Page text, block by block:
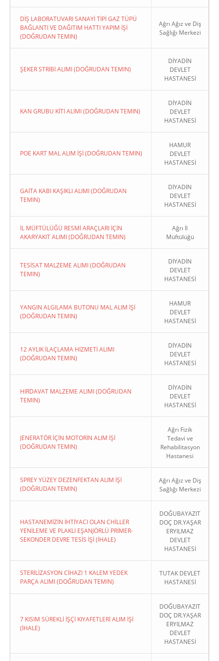
DİŞ LABORATUVARI SANAYİ TİPİ GAZ TÜPÜ
BAĞLANTI VE DAĞITIM HATTI YAPIM İŞİ
(DOĞRUDAN TEMIN)
Ağrı Ağız ve Diş
Sağlığı Merkezi
ŞEKER STRİBİ ALIMI (DOĞRUDAN TEMIN)
DİYADİN
DEVLET
HASTANESİ
KAN GRUBU KİTİ ALIMI (DOĞRUDAN TEMIN)
DİYADİN
DEVLET
HASTANESİ
POE KART MAL ALIM İŞİ (DOĞRUDAN TEMIN)
HAMUR
DEVLET
HASTANESİ
GAİTA KABI KAŞIKLI ALIMI (DOĞRUDAN
TEMIN)
DİYADİN
DEVLET
HASTANESİ
İL MÜFTÜLÜĞÜ RESMİ ARAÇLARI İÇİN
AKARYAKIT ALIMI (DOĞRUDAN TEMIN)
Ağrı İl
Müftülüğü
TESİSAT MALZEME ALIMI (DOĞRUDAN
TEMIN)
DİYADİN
DEVLET
HASTANESİ
YANGIN ALGILAMA BUTONU MAL ALIM İŞİ
(DOĞRUDAN TEMIN)
HAMUR
DEVLET
HASTANESİ
12 AYLIK İLAÇLAMA HİZMETİ ALIMI
(DOĞRUDAN TEMIN)
DİYADİN
DEVLET
HASTANESİ
HIRDAVAT MALZEME ALIMI (DOĞRUDAN
TEMIN)
DİYADİN
DEVLET
HASTANESİ
JENERATÖR İÇİN MOTORİN ALIM İŞİ
(DOĞRUDAN TEMIN)
Ağrı Fizik
Tedavi ve
Rehabilitasyon
Hastanesi
SPREY YÜZEY DEZENFEKTAN ALIM İŞİ
(DOĞRUDAN TEMIN)
Ağrı Ağız ve Diş
Sağlığı Merkezi
HASTANEMİZİN İHTİYACI OLAN CHİLLER
YENİLEME VE PLAKLI EŞANJÖRLÜ PRİMER-
SEKONDER DEVRE TESİS İŞİ (İHALE)
DOĞUBAYAZIT
DOÇ DR.YAŞAR
ERYILMAZ
DEVLET
HASTANESİ
STERİLİZASYON CİHAZI 1 KALEM YEDEK
PARÇA ALIMI (DOĞRUDAN TEMIN)
TUTAK DEVLET
HASTANESİ
7 KISIM SÜREKLİ İŞÇİ KIYAFETLERİ ALIM İŞİ
(İHALE)
DOĞUBAYAZIT
DOÇ DR.YAŞAR
ERYILMAZ
DEVLET
HASTANESİ